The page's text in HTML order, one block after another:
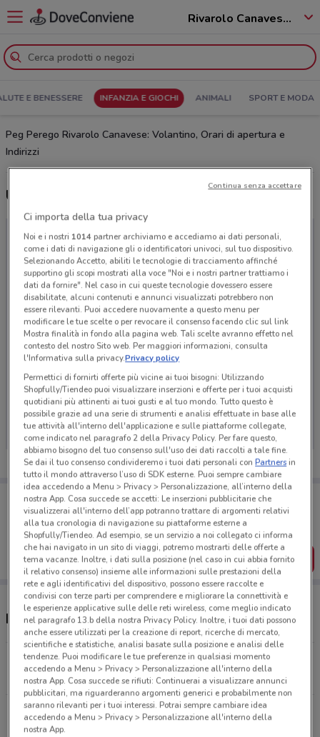
Rivarolo Canavese - 10086
E BENESSERE INFANZIA E GIOCHI ANIMALI SPORT E MODA
Peg Perego Rivarolo Canavese: Volantino, Orari di apertura e
Indirizzi
Ultime offerte del volantino Peg Perego
Ci dispiace, al momento non abbiamo pubblicato
volantini nella tua zona. Riprova più tardi.
Porta DoveConviene sempre con te!
Puoi trovare le migliori offerte dei negozi vicino a te,
salvarle e creare la tua lista del risparmio, comodamente
dal tuo cellulare.
SCARICA L’APP
Negozi Peg Perego a Rivarolo Canavese
Corso Torino, 130 Rivarolo Canavese
417 m
Via Busano 36 Valperga
6 km
Ci importa della tua privacy
Noi e i nostri 1014partner archiviamo e accediamo ai dati personali,
come i dati di navigazione gli o identificatori univoci, sul tuo dispositivo.
Selezionando Accetto, abiliti le tecnologie di tracciamento affinché
supportino gli scopi mostrati alla voce "Noi e i nostri partner trattiamo i
dati da fornire". Nel caso in cui queste tecnologie dovessero essere
disabilitate, alcuni contenuti e annunci visualizzati potrebbero non
essere rilevanti. Puoi accedere nuovamente a questo menu per
modificare le tue scelte o per revocare il consenso facendo clic sul link
Mostra finalità in fondo alla pagina web. Tali scelte avranno effetto nel
contesto del nostro Sito web. Per maggiori informazioni, consulta
l'Informativa sulla privacy.Privacy policy
Permettici di fornirti offerte più vicine ai tuoi bisogni: Utilizzando
Shopfully/Tiendeo puoi visualizzare inserzioni e offerte per i tuoi acquisti
quotidiani più attinenti ai tuoi gusti e al tuo mondo. Tutto questo è
possibile grazie ad una serie di strumenti e analisi effettuate in base alle
tue attività all'interno dell'applicazione e sulle piattaforme collegate,
come indicato nel paragrafo 2 della Privacy Policy. Per fare questo,
abbiamo bisogno del tuo consenso sull'uso dei dati raccolti a tale fine.
Se dai il tuo consenso condivideremo i tuoi dati personali conPartnersin
tutto il mondo attraverso l’uso di SDK esterne. Puoi sempre cambiare
idea accedendo a Menu > Privacy > Personalizzazione, all’interno della
nostra App. Cosa succede se accetti: Le inserzioni pubblicitarie che
visualizzerai all'interno dell’app potranno trattare di argomenti relativi
alla tua cronologia di navigazione su piattaforme esterne a
Shopfully/Tiendeo. Ad esempio, se un servizio a noi collegato ci informa
che hai navigato in un sito di viaggi, potremo mostrarti delle offerte a
tema vacanze. Inoltre, i dati sulla posizione (nel caso in cui abbia fornito
il relativo consenso) insieme alle informazioni sulle prestazioni della
rete e agli identificativi del dispositivo, possono essere raccolte e
condivisi con terze parti per comprendere e migliorare la connettività e
le esperienze applicative sulle delle reti wireless, come meglio indicato
nel paragrafo 13.b della nostra Privacy Policy. Inoltre, i tuoi dati possono
anche essere utilizzati per la creazione di report, ricerche di mercato,
scientifiche e statistiche, analisi basate sulla posizione e analisi delle
tendenze. Puoi modificare le tue preferenze in qualsiasi momento
accedendo a Menu > Privacy > Personalizzazione all'interno della
nostra App. Cosa succede se rifiuti: Continuerai a visualizzare annunci
pubblicitari, ma riguarderanno argomenti generici e probabilmente non
saranno rilevanti per i tuoi interessi. Potrai sempre cambiare idea
accedendo a Menu > Privacy > Personalizzazione all'interno della
nostra App.
Continua senza accettare